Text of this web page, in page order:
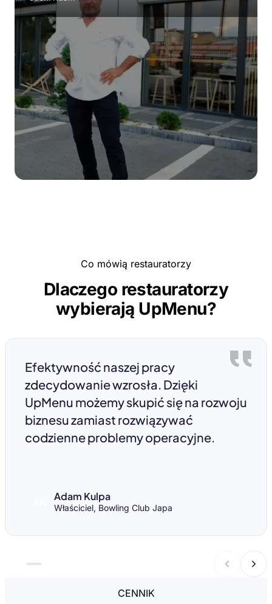
Co mówią restauratorzy
Dlaczego restauratorzy
wybierają UpMenu?
Efektywność naszej pracy
zdecydowanie wzrosła. Dzięki
UpMenu możemy skupić się na rozwoju
biznesu zamiast rozwiązywać
codzienne problemy operacyjne.
Adam Kulpa
Właściciel, Bowling Club Japa
CENNIK